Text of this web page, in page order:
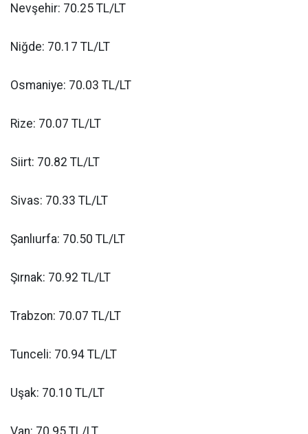
Nevşehir: 70.25 TL/LT
Niğde: 70.17 TL/LT
Osmaniye: 70.03 TL/LT
Rize: 70.07 TL/LT
Siirt: 70.82 TL/LT
Sivas: 70.33 TL/LT
Şanlıurfa: 70.50 TL/LT
Şırnak: 70.92 TL/LT
Trabzon: 70.07 TL/LT
Tunceli: 70.94 TL/LT
Uşak: 70.10 TL/LT
Van: 70.95 TL/LT